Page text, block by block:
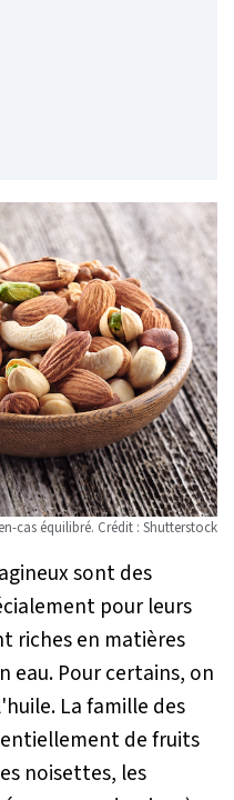
cas équilibré. Crédit : Shutterstock
sont des
pour leurs
riches en matières
eau. Pour certains, on
La famille des
de fruits
noisettes, les